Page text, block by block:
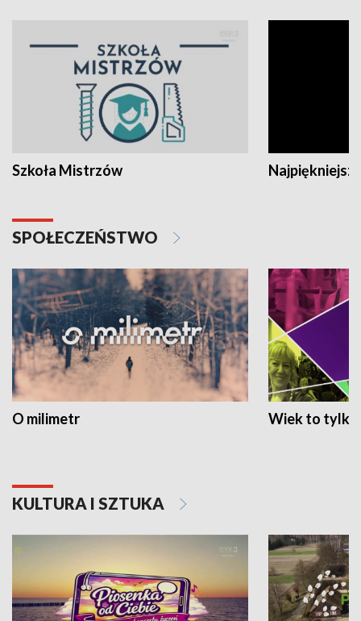
Szkoła Mistrzów
SPOŁECZEŃSTWO
O milimetr Wiek to tylko
KULTURA I SZTUKA